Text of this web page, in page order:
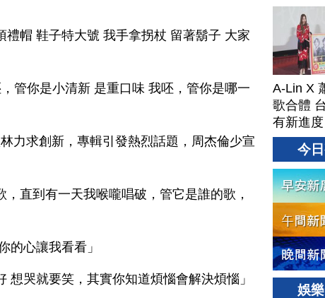
帽 鞋子特大號 我手拿拐杖 留著鬍子 大家
管你是小清新 是重口味 我呸，管你是哪一
力求創新，專輯引發熱烈話題，周杰倫少宣
直到有一天我喉嚨唱破，管它是誰的歌，
的心讓我看看」
想哭就要笑，其實你知道煩惱會解決煩惱」
A-Lin X
歌合體
有新進度
今
娛